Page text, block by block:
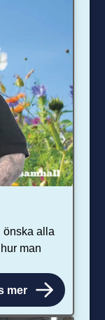
önska alla
man
mer